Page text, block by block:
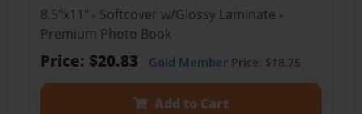
8.5"x11" - Softcover w/Glossy Laminate -
Premium Photo Book
Price: $20.83 Gold MemberPrice: $18.75
Add to Cart